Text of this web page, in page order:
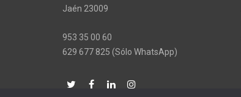
Jaén 23009
953 35 00 60
629 677 825 (Sólo WhatsApp)